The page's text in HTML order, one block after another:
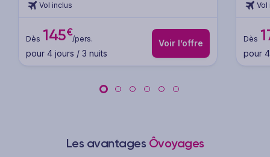
Vol inclus
Dès 145€
/pers.
pour 4 jours / 3 nuits
Voir l’offre
Vol
Dès
pour
Les avantages Ôvoyages